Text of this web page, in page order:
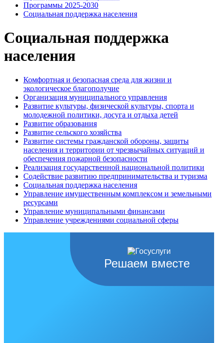
Программы 2025-2030
Социальная поддержка населения
Социальная поддержка
населения
Комфортная и безопасная среда для жизни и
экологическое благополучие
Организация муниципального управления
Развитие культуры, физической культуры, спорта и
молодежной политики, досуга и отдыха детей
Развитие образования
Развитие сельского хозяйства
Развитие системы гражданской обороны, защиты
населения и территории от чрезвычайных ситуаций и
обеспечения пожарной безопасности
Реализация государственной национальной политики
Содействие развитию предпринимательства и туризма
Социальная поддержка населения
Управление имущественным комплексом и земельными
ресурсами
Управление муниципальными финансами
Управление учреждениями социальной сферы
Решаем вместе